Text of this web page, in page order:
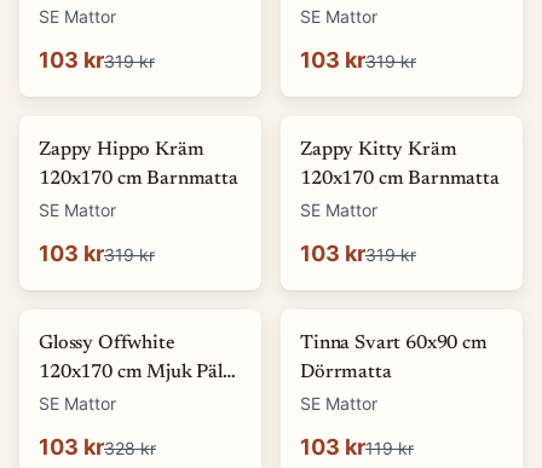
SE Mattor
103 kr319 kr
SE Mattor
103 kr319 kr
-68
Zappy Hippo Kräm
120x170 cm Barnmatta
SE Mattor
103 kr319 kr
-68
Zappy Kitty Kräm
120x170 cm Barnmatta
SE Mattor
103 kr319 kr
-69
Glossy Offwhite
120x170 cm Mjuk Päls-
look Matta
SE Mattor
103 kr328 kr
-13
Tinna Svart 60x90 cm
Dörrmatta
SE Mattor
103 kr119 kr